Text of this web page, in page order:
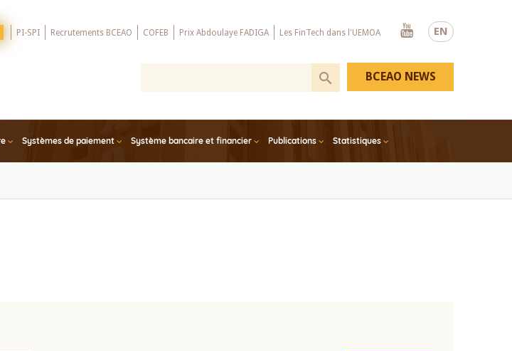
EN
PI-SPI Recrutements BCEAO COFEB Prix Abdoulaye FADIGA Les FinTech dans l'UEMOA
Youtube
Systèmes de paiement Système bancaire et financier Publications Statistiques
BCEAO NEWS